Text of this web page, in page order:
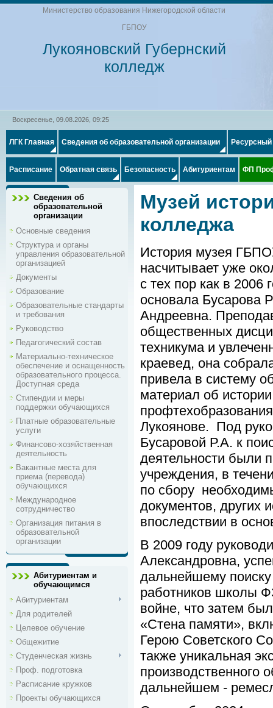
Министерство образования Нижегородской области
ГБПОУ
Лукояновский Губернский
колледж
Воскресенье, 09.08.2026, 09:25
ЛГК Главная Сведения об образовательной организации Ресурсный
Расписание Обратная связь Безопасность Абитуриентам ФП
Сведения об
образовательной
организации
Основные сведения
Структура и органы
управления образовательной
организацией
Документы
Образование
Образовательные стандарты
и требования
Руководство
Педагогический состав
Материально-техническое
обеспечение и оснащенность
образовательного процесса.
Доступная среда
Стипендии и меры
поддержки обучающихся
Платные образовательные
услуги
Финансово-хозяйственная
деятельность
Вакантные места для
приема (перевода)
обучающихся
Международное
сотрудничество
Организация питания в
образовательной
организации
Абитуриентам и
обучающимся
Абитуриентам
Для родителей
Целевое обучение
Общежитие
Студенческая жизнь
Проф. подготовка
Расписание кружков
Проекты обучающихся
Музей
колледжа
История музея
насчитывает уже
с тех пор как в 2006
основала Бусарова
Андреевна.
общественных
техникума и
краевед, она
привела в систему
материал об истории
профтехобразования
Лукоянове. Под
Бусаровой Р.А. к
деятельности были
учреждения, в
по сбору
документов, других
впоследствии в
В 2009 году
Александровна,
дальнейшему
работников школы
войне, что затем
«Стена памяти»,
Герою Советского
также уникальная
дальнейшем -